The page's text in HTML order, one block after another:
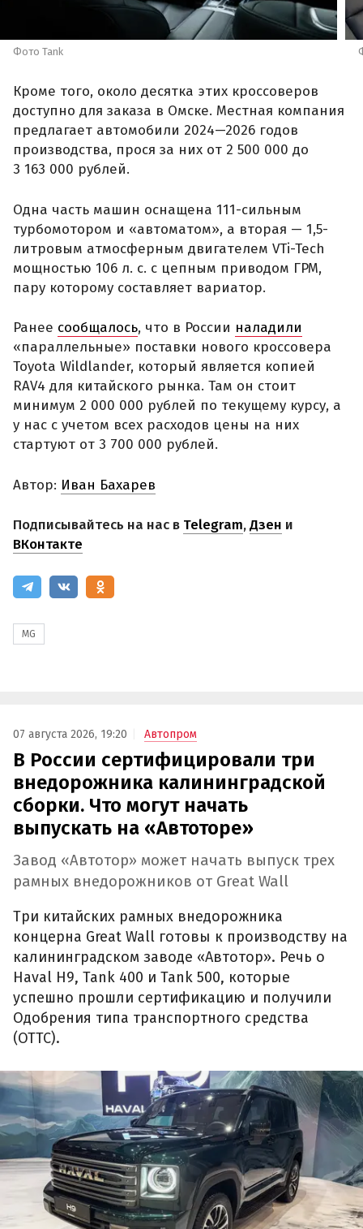
Фото Tank
Кроме того, около десятка этих кроссоверов
доступно для заказа в Омске. Местная компания
предлагает автомобили 2024—2026 годов
производства, прося за них от 2 500 000 до
3 163 000 рублей.
Одна часть машин оснащена 111-сильным
турбомотором и «автоматом», а вторая — 1,5-
литровым атмосферным двигателем VTi-Tech
мощностью 106 л. с. с цепным приводом ГРМ,
пару которому составляет вариатор.
Ранее сообщалось, что в России наладили
«параллельные» поставки нового кроссовера
Toyota Wildlander, который является копией
RAV4 для китайского рынка. Там он стоит
минимум 2 000 000 рублей по текущему курсу, а
у нас с учетом всех расходов цены на них
стартуют от 3 700 000 рублей.
Автор: Иван Бахарев
Подписывайтесь на нас в Telegram,Дзен и
ВКонтакте
MG
07 августа 2026, 19:20 Автопром
В России сертифицировали три
внедорожника калининградской
сборки. Что могут начать
выпускать на «Автоторе»
Завод «Автотор» может начать выпуск трех
рамных внедорожников от Great Wall
Три китайских рамных внедорожника
концерна Great Wall готовы к производству на
калининградском заводе «Автотор». Речь о
Haval H9, Tank 400 и Tank 500, которые
успешно прошли сертификацию и получили
Одобрения типа транспортного средства
(ОТТС).